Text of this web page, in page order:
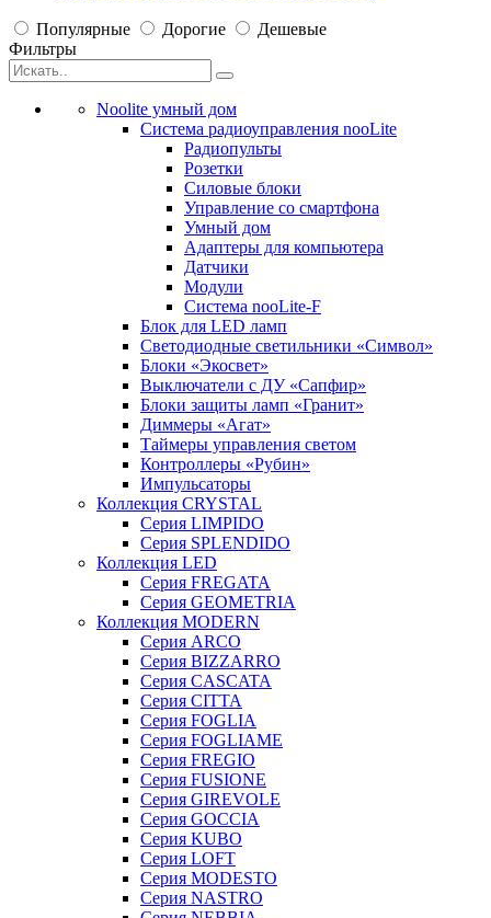
Популярные Дорогие
Дешевые
Фильтры
Noolite умный дом
Система радиоуправления nooLite
Радиопульты
Розетки
Силовые блоки
Управление со смартфона
Умный дом
Адаптеры для компьютера
Датчики
Модули
Система nooLite-F
Блок для LED ламп
Светодиодные светильники «Символ»
Блоки «Экосвет»
Выключатели с ДУ «Сапфир»
Блоки защиты ламп «Гранит»
Диммеры «Агат»
Таймеры управления светом
Контроллеры «Рубин»
Импульсаторы
Коллекция CRYSTAL
Серия LIMPIDO
Серия SPLENDIDO
Коллекция LED
Серия FREGATA
Серия GEOMETRIA
Коллекция MODERN
Серия ARCO
Серия BIZZARRO
Серия CASCATA
Серия CITTA
Серия FOGLIA
Серия FOGLIAME
Серия FREGIO
Серия FUSIONE
Серия GIREVOLE
Серия GOCCIA
Серия KUBO
Серия LOFT
Серия MODESTO
Серия NASTRO